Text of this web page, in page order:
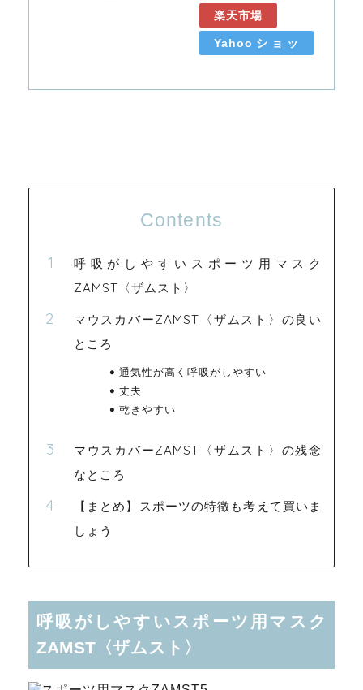
楽天市場
Yahooショッ
Contents
呼吸がしやすいスポーツ用マスク
ZAMST〈ザムスト〉
マウスカバーZAMST〈ザムスト〉の良い
ところ
通気性が高く呼吸がしやすい
丈夫
乾きやすい
マウスカバーZAMST〈ザムスト〉の残念
なところ
【まとめ】スポーツの特徴も考えて買いま
しょう
呼吸がしやすいスポーツ用マスク
ZAMST〈ザムスト〉